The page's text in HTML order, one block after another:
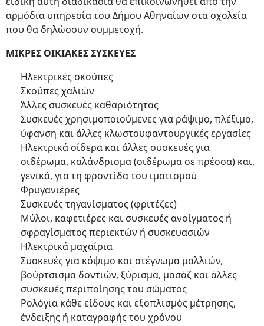
αρμόδια υπηρεσία του Δήμου Αθηναίων στα σχολεία
που θα δηλώσουν συμμετοχή.
ΜΙΚΡΕΣ ΟΙΚΙΑΚΕΣ ΣΥΣΚΕΥΕΣ
Ηλεκτρικές σκούπες
Σκούπες χαλιών
Άλλες συσκευές καθαριότητας
Συσκευές χρησιμοποιούμενες για ράψιμο, πλέξιμο,
ύφανση και άλλες κλωστοϋφαντουργικές εργασίες
Ηλεκτρικά σίδερα και άλλες συσκευές για
σιδέρωμα, καλάνδρισμα (σιδέρωμα σε πρέσσα) και,
γενικά, για τη φροντίδα του ιματισμού
Φρυγανιέρες
Συσκευές τηγανίσματος (φριτέζες)
Μύλοι, καφετιέρες και συσκευές ανοίγματος ή
σφραγίσματος περιεκτών ή συσκευασιών
Ηλεκτρικά μαχαίρια
Συσκευές για κόψιμο και στέγνωμα μαλλιών,
βούρτσισμα δοντιών, ξύρισμα, μασάζ και άλλες
συσκευές περιποίησης του σώματος
Ρολόγια κάθε είδους και εξοπλισμός μέτρησης,
ένδειξης ή καταγραφής του χρόνου